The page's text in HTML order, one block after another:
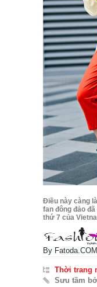
Điều này càng
fan đông đảo
thứ 7 của
By Fatoda.COM
Thời trang
Sưu tầm